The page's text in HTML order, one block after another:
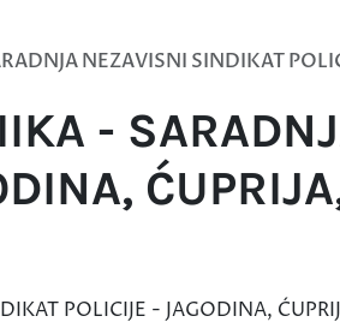
NEZAVISNI SINDIKAT
-